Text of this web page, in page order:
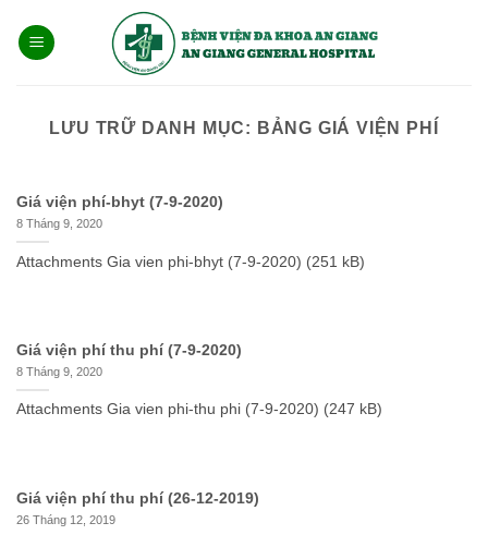
qua
LƯU TRỮ DANH MỤC: BẢNG GIÁ VIỆN PHÍ
Giá viện phí-bhyt (7-9-2020)
8 Tháng 9, 2020
Attachments Gia vien phi-bhyt (7-9-2020) (251 kB)
Giá viện phí thu phí (7-9-2020)
8 Tháng 9, 2020
Attachments Gia vien phi-thu phi (7-9-2020) (247 kB)
Giá viện phí thu phí (26-12-2019)
26 Tháng 12, 2019